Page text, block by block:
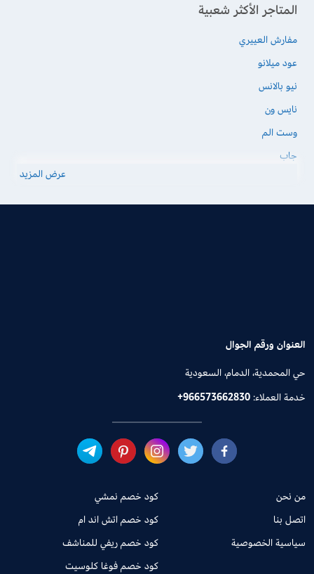
المتاجر الأكثر شعبية
مفارش العييري
عود ميلانو
نيو بالانس
نايس ون
وست الم
جاب
عرض المزيد
العنوان ورقم الجوال
حي المحمدية، الدمام، السعودية
خدمة العملاء:+966573662830
من نحن
اتصل بنا
سياسية الخصوصية
كود خصم نمشي
كود خصم اتش اند ام
كود خصم ريفي للمناشف
كود خصم فوغا كلوسيت